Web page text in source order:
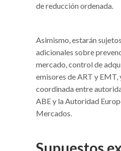
de reducción ordenada.
Asimismo, estarán
adicionales sobre
mercado, control de
emisores de ART y EMT,
coordinada entre
ABE y la Autoridad
Mercados.